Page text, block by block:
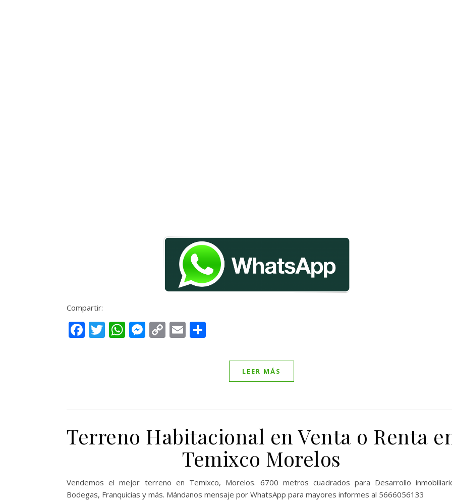
Compartir:
Facebook
Twitter
WhatsApp
Messenger
CopyEmail
LEER MÁS
Terreno Habitacional en Venta o Renta
Temixco Morelos
Vendemos el mejor terreno en Temixco, Morelos. 6700 metros cuadrados para Desarrollo
Bodegas, Franquicias y más. Mándanos mensaje por WhatsApp para mayores informes al 5666056133